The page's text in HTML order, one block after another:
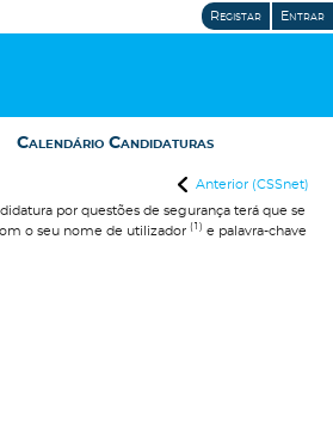
Registar Entrar
Calendário Candidaturas
Anterior (CSSnet)
por questões de segurança terá que se
o seu nome de utilizador (1) e palavra-chave